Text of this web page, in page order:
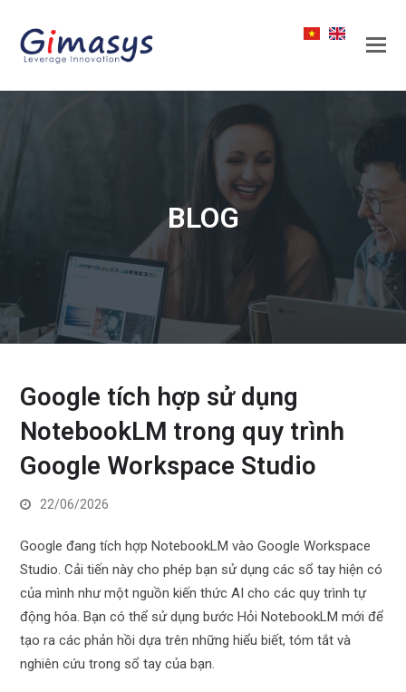
BLOG
Google tích hợp sử dụng
NotebookLM trong quy trình
Google Workspace Studio
22/06/2026
Google đang tích hợp NotebookLM vào Google Workspace
Studio. Cải tiến này cho phép bạn sử dụng các sổ tay hiện có
của mình như một nguồn kiến ​​thức AI cho các quy trình tự
động hóa. Bạn có thể sử dụng bước Hỏi NotebookLM mới để
tạo ra các phản hồi dựa trên những hiểu biết, tóm tắt và
nghiên cứu trong sổ tay của bạn.